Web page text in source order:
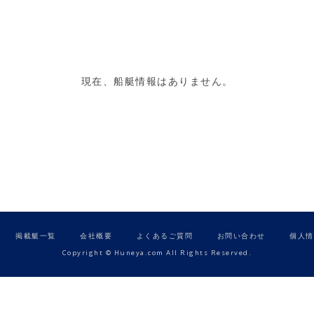
現在、船艇情報はありません。
掲載艇一覧 会社概要 よくあるご質問 お問い合わせ
個人
Copyright © Huneya.com All Rights Reserved.